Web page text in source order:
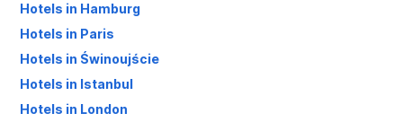
Hotels in Hamburg
Hotels in Paris
Hotels in Świnoujście
Hotels in Istanbul
Hotels in London